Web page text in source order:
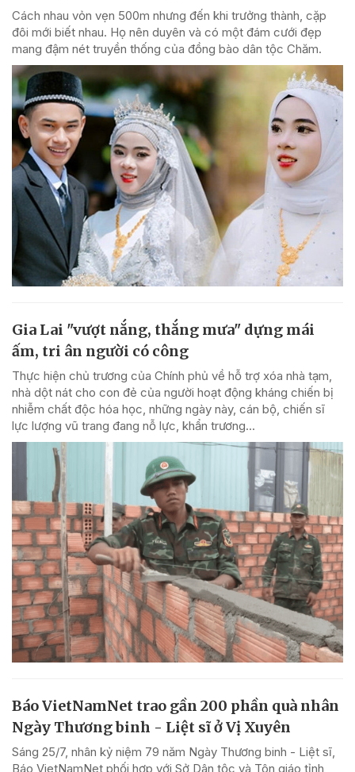
Cách nhau vỏn vẹn 500m nhưng đến khi trưởng thành, cặp
đôi mới biết nhau. Họ nên duyên và có một đám cưới đẹp
mang đậm nét truyền thống của đồng bào dân tộc Chăm.
Gia Lai "vượt nắng, thắng mưa" dựng mái
ấm, tri ân người có công
Thực hiện chủ trương của Chính phủ về hỗ trợ xóa nhà tạm,
nhà dột nát cho con đẻ của người hoạt động kháng chiến bị
nhiễm chất độc hóa học, những ngày này, cán bộ, chiến sĩ
lực lượng vũ trang đang nỗ lực, khẩn trương...
Báo VietNamNet trao gần 200 phần quà nhân
Ngày Thương binh - Liệt sĩ ở Vị Xuyên
Sáng 25/7, nhân kỷ niệm 79 năm Ngày Thương binh - Liệt sĩ,
Báo VietNamNet phối hợp với Sở Dân tộc và Tôn giáo tỉnh